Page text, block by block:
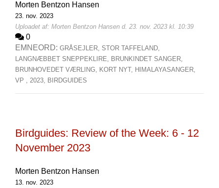
Morten Bentzon Hansen
23. nov. 2023
Uploadet af: Morten Bentzon Hansen d. 23. nov. 2023 kl. 10:39
0
EMNEORD: GRÅSEJLER, STOR TAFFELAND,
LANGNÆBBET SNEPPEKLIRE, BRUNKINDET SANGER,
BRUNHOVEDET VÆRLING, KORT NYT, HIMALAYASANGER,
VP , 2023, BIRDGUIDES
Birdguides: Review of the Week: 6 - 12
November 2023
Morten Bentzon Hansen
13. nov. 2023